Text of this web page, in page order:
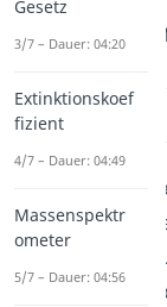
zur Stelle
der folgenden
wie
die
Gesetz
3/7 – Dauer: 04:20
Extinktionskoef
fizient
4/7 – Dauer: 04:49
Massenspektr
ometer
5/7 – Dauer: 04:56